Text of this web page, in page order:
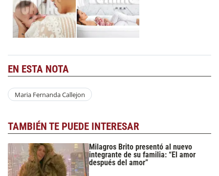
EN ESTA NOTA
Maria Fernanda Callejon
TAMBIÉN TE PUEDE INTERESAR
Milagros Brito presentó al nuevo
integrante de su familia: “El amor
después del amor”